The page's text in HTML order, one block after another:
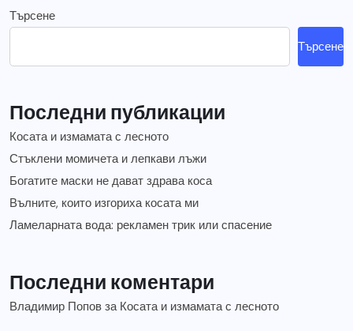
Търсене
Търсене
Последни публикации
Косата и измамата с лесното
Стъклени момичета и лепкави лъжи
Богатите маски не дават здрава коса
Вълните, които изгориха косата ми
Ламеларната вода: рекламен трик или спасение
Последни коментари
Владимир Попов за Косата и измамата с лесното